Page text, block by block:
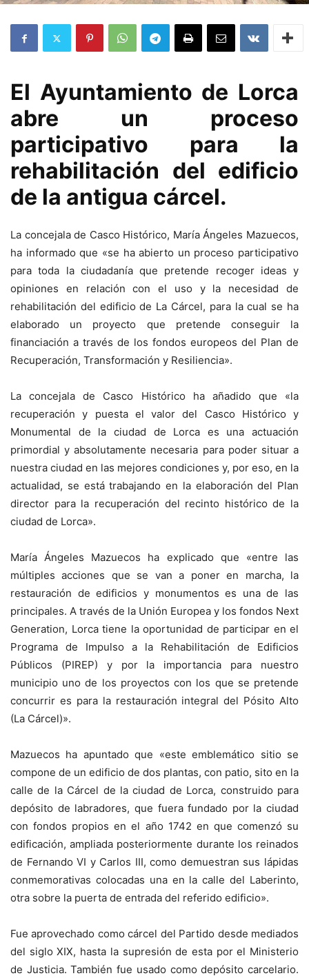
El Ayuntamiento de Lorca
abre un proceso
participativo para la
rehabilitación del edificio
de la antigua cárcel.
La concejala de Casco Histórico, María Ángeles Mazuecos,
ha informado que «se ha abierto un proceso participativo
para toda la ciudadanía que pretende recoger ideas y
opiniones en relación con el uso y la necesidad de
rehabilitación del edificio de La Cárcel, para la cual se ha
elaborado un proyecto que pretende conseguir la
financiación a través de los fondos europeos del Plan de
Recuperación, Transformación y Resiliencia».
La concejala de Casco Histórico ha añadido que «la
recuperación y puesta el valor del Casco Histórico y
Monumental de la ciudad de Lorca es una actuación
primordial y absolutamente necesaria para poder situar a
nuestra ciudad en las mejores condiciones y, por eso, en la
actualidad, se está trabajando en la elaboración del Plan
director para la recuperación del recinto histórico de la
ciudad de Lorca».
María Ángeles Mazuecos ha explicado que «entre las
múltiples acciones que se van a poner en marcha, la
restauración de edificios y monumentos es una de las
principales. A través de la Unión Europea y los fondos Next
Generation, Lorca tiene la oportunidad de participar en el
Programa de Impulso a la Rehabilitación de Edificios
Públicos (PIREP) y por la importancia para nuestro
municipio uno de los proyectos con los que se pretende
concurrir es para la restauración integral del Pósito Alto
(La Cárcel)».
Mazuecos ha apuntado que «este emblemático sitio se
compone de un edificio de dos plantas, con patio, sito en la
calle de la Cárcel de la ciudad de Lorca, construido para
depósito de labradores, que fuera fundado por la ciudad
con fondos propios en el año 1742 en que comenzó su
edificación, ampliada posteriormente durante los reinados
de Fernando VI y Carlos III, como demuestran sus lápidas
conmemorativas colocadas una en la calle del Laberinto,
otra sobre la puerta de entrada del referido edificio».
Fue aprovechado como cárcel del Partido desde mediados
del siglo XIX, hasta la supresión de esta por el Ministerio
de Justicia. También fue usado como depósito carcelario.